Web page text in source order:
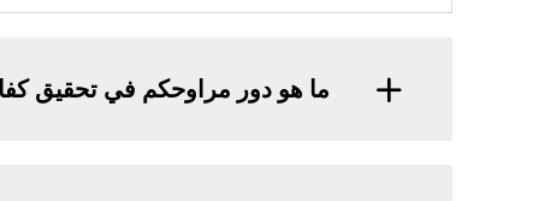
ما هو دور مراوحكم في تحقيق